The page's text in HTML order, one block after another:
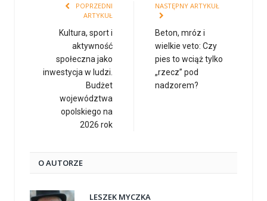
POPRZEDNI
ARTYKUŁ
Kultura, sport i
aktywność
społeczna jako
inwestycja w ludzi.
Budżet
województwa
opolskiego na
2026 rok
NASTĘPNY ARTYKUŁ
Beton, mróz i
wielkie veto: Czy
pies to wciąż tylko
„rzecz” pod
nadzorem?
O AUTORZE
LESZEK MYCZKA